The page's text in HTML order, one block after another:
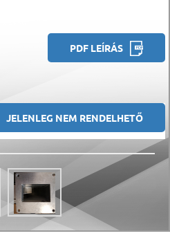
PDF LEÍRÁS
JELENLEG NEM RENDELHETŐ